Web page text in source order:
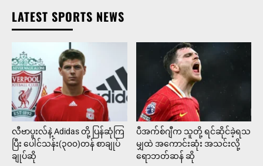
LATEST SPORTS NEWS
လီဗာပူးလ်နဲ့ Adidas တို့ ပြန်ဆုံကြ
ပြီး ပေါင်သန်း(၃၀၀)တန် စာချုပ်
ချုပ်ဆို
ပီအက်စ်ဂျီက သူတို့ ရင်ဆိုင်ခဲ့ရသ
မျှထဲ အကောင်းဆုံး အသင်းလို့
ရောဘတ်ဆန် ဆို